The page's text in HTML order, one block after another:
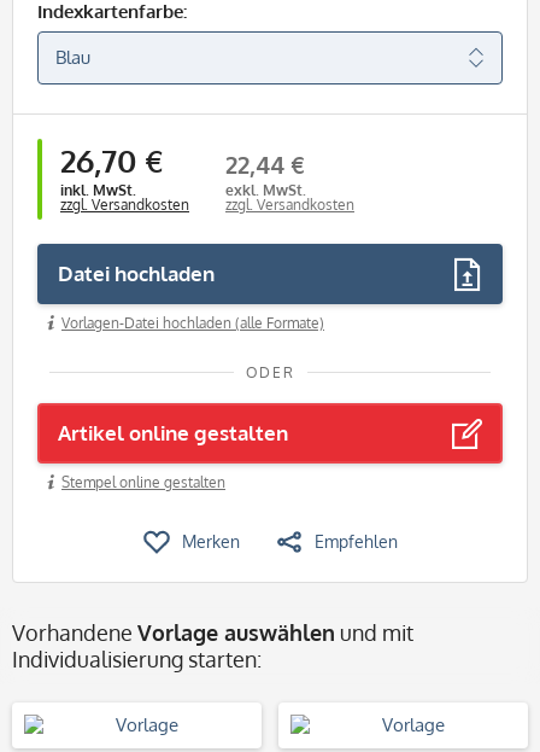
Indexkartenfarbe:
26,70 €
inkl. MwSt.
zzgl. Versandkosten
22,44 €
exkl. MwSt.
zzgl. Versandkosten
Datei hochladen
Vorlagen-Datei hochladen (alle Formate)
ODER
Artikel online gestalten
Stempel online gestalten
Merken Empfehlen
Vorhandene Vorlage auswählen und mit
Individualisierung starten: